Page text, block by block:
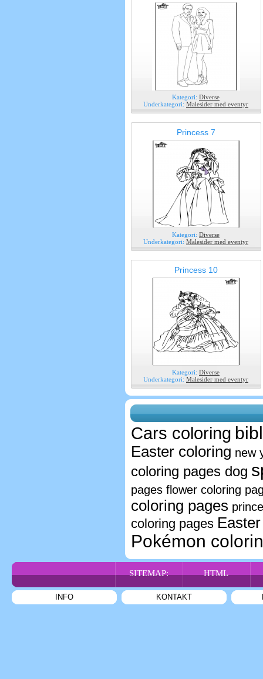
Kategori: Diverse
Underkategori: Malesider med eventyr
Princess 7
Kategori: Diverse
Underkategori: Malesider med eventyr
Princess 10
Kategori: Diverse
Underkategori: Malesider med eventyr
Cars coloring
Easter coloring new
coloring pages dog
pages flower coloring
coloring pages
coloring pages
Pokémon
SITEMAP: HTML
INFO KONTAKT